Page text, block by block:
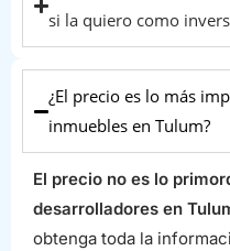
si la quiero como
¿El precio es lo más
inmuebles en Tulum?
El precio no es lo
desarrolladores en
obtenga toda la